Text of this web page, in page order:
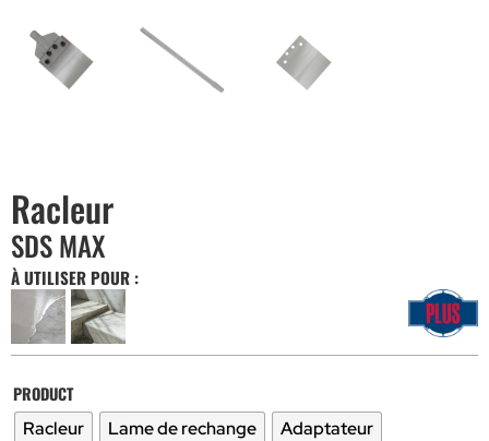
Racleur
SDS MAX
À UTILISER POUR :
PRODUCT
Racleur
Lame de rechange Adaptateur